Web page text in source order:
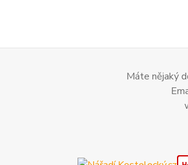
Máte nějaký